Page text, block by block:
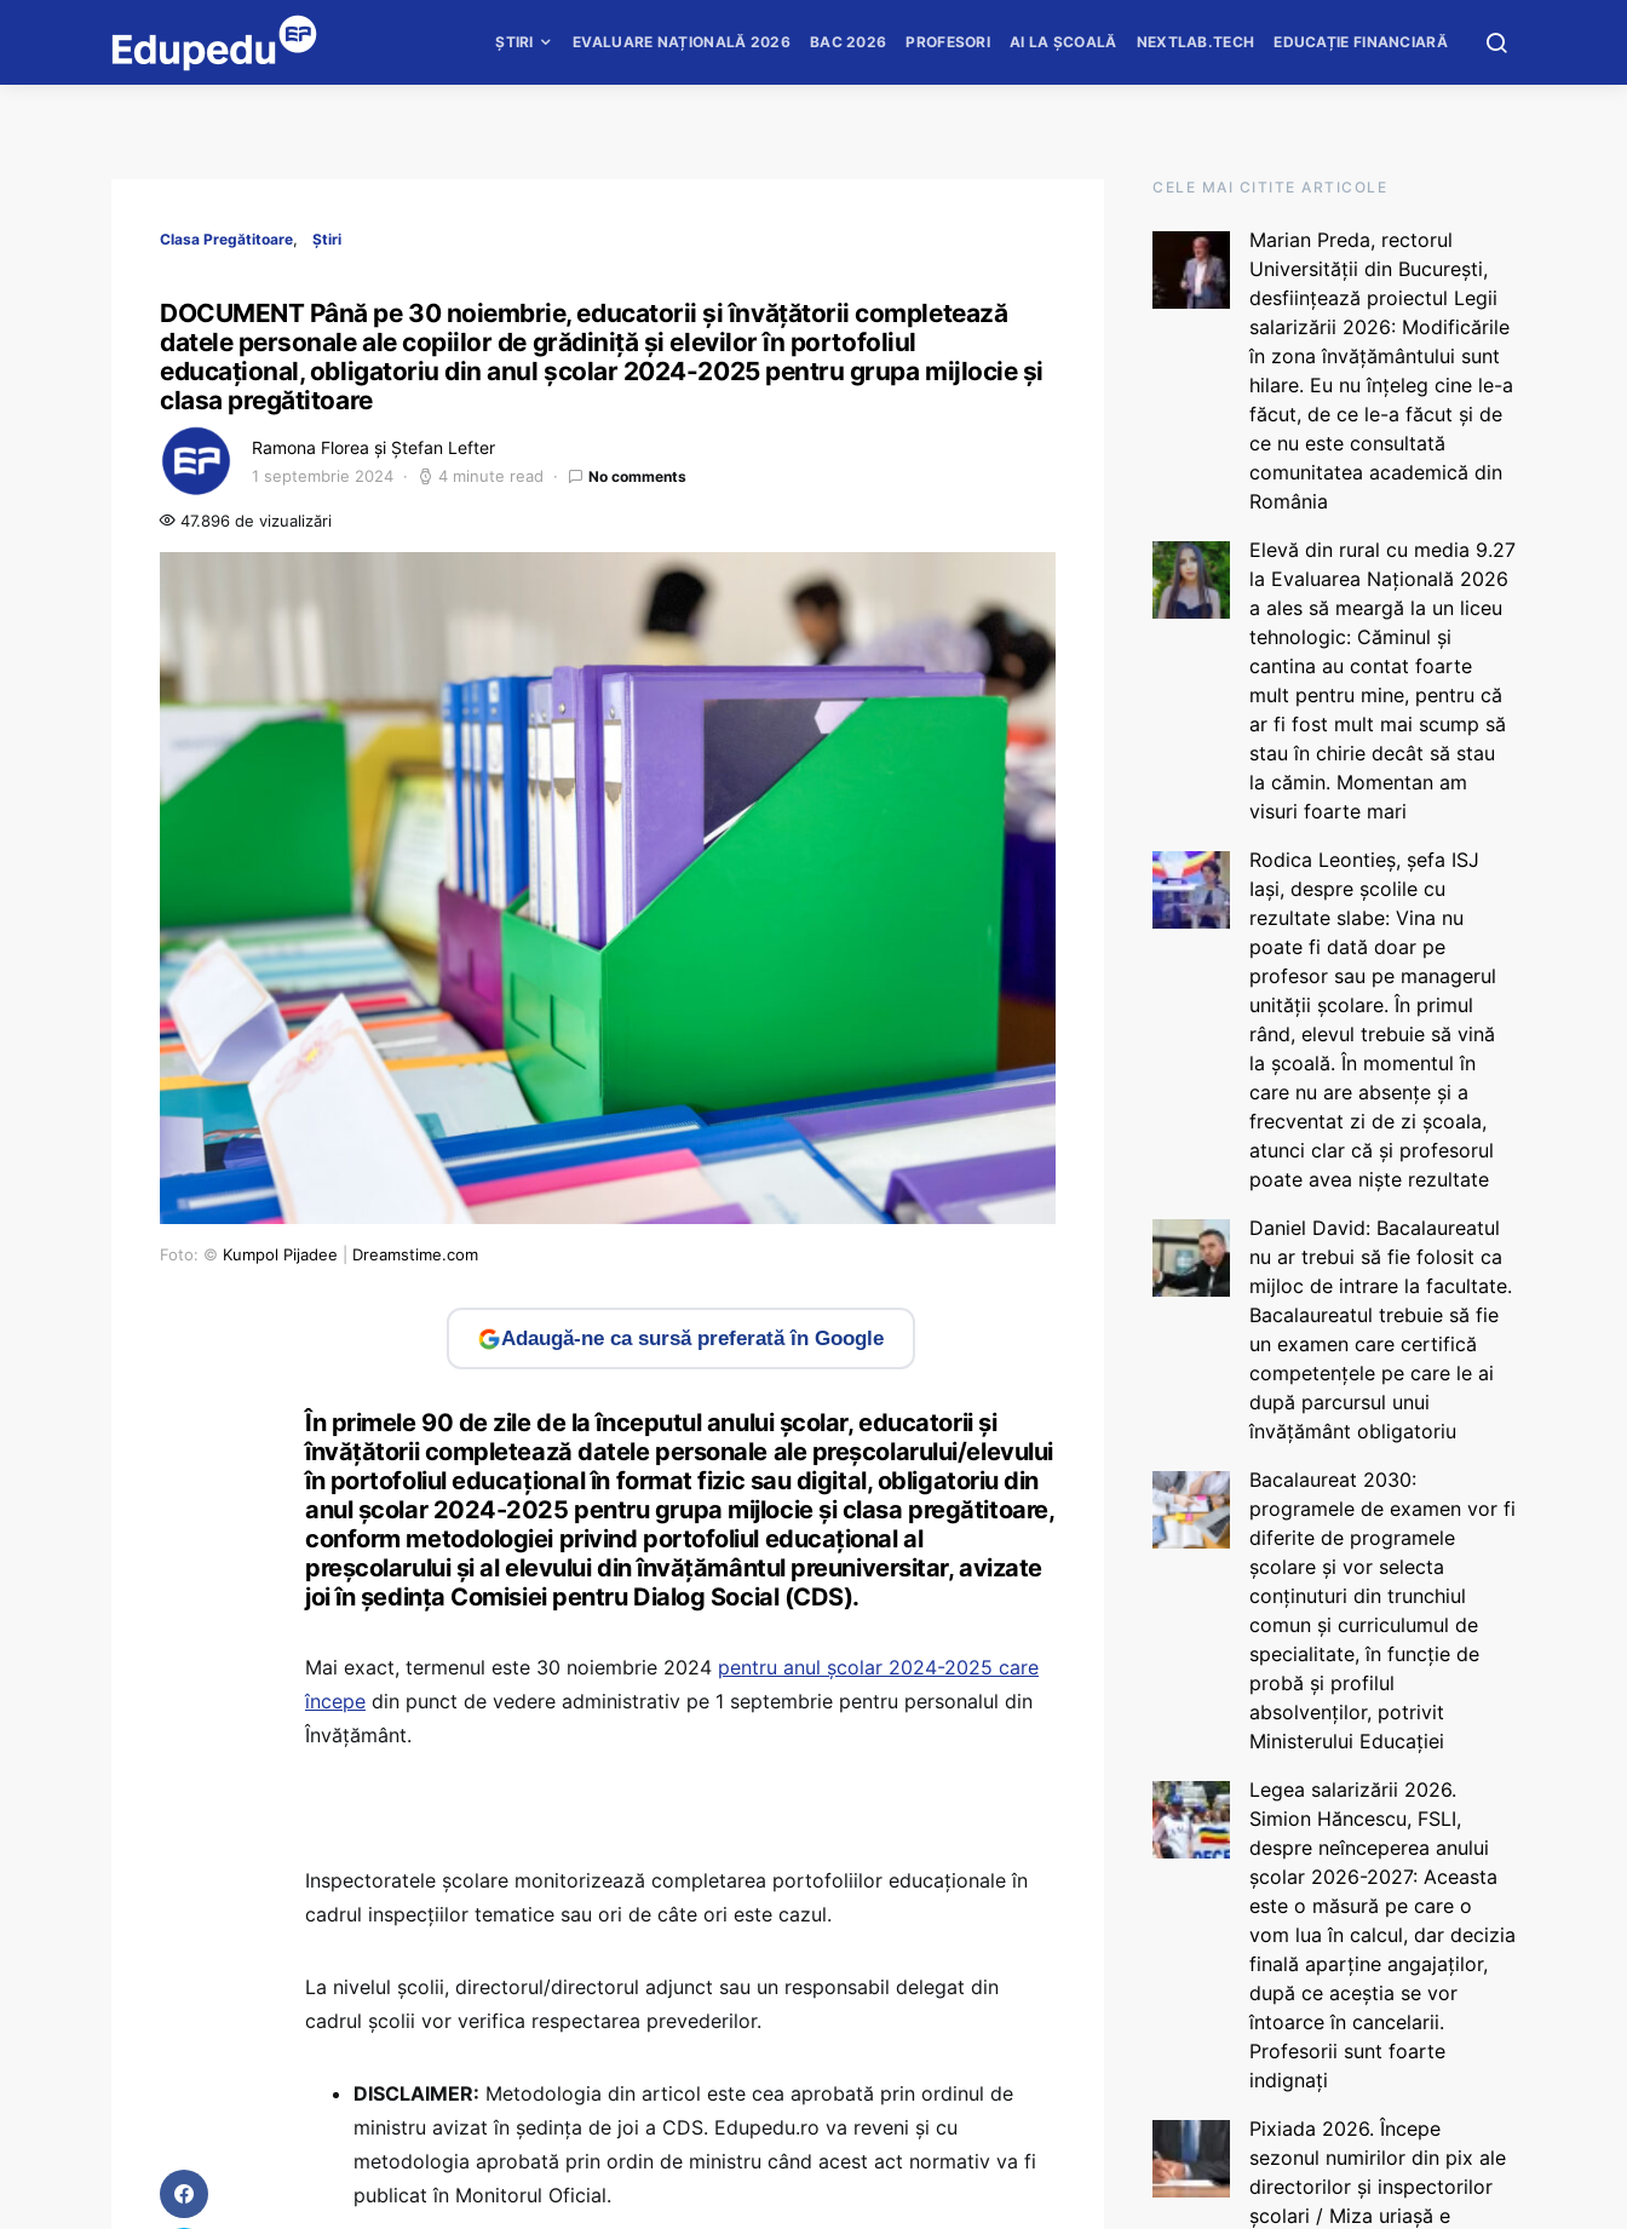
ȘTIRI EVALUARE NAȚIONALĂ 2026 BAC 2026 PROFESORI AI LA ȘCOALĂ NEXTLAB.TECH EDUCAȚIE FINANCIARĂ
Clasa Pregătitoare Știri
DOCUMENT Până pe 30 noiembrie, educatorii și învățătorii completează
datele personale ale copiilor de grădiniță și elevilor în portofoliul
educațional, obligatoriu din anul școlar 2024-2025 pentru grupa mijlocie și
clasa pregătitoare
Ramona Florea și Ștefan Lefter
1 septembrie 2024 4 minute read No comments
47.896 de vizualizări
Foto: © Kumpol Pijadee Dreamstime.com
Adaugă-ne ca sursă preferată în Google
În primele 90 de zile de la începutul anului școlar, educatorii și
învățătorii completează datele personale ale preșcolarului/elevului
în portofoliul educațional în format fizic sau digital, obligatoriu din
anul școlar 2024-2025 pentru grupa mijlocie și clasa pregătitoare,
conform metodologiei privind portofoliul educațional al
preșcolarului și al elevului din învățământul preuniversitar, avizate
joi în ședința Comisiei pentru Dialog Social (CDS).
Mai exact, termenul este 30 noiembrie 2024 pentru anul școlar 2024-2025 care
începe din punct de vedere administrativ pe 1 septembrie pentru personalul din
Învățământ.
Inspectoratele școlare monitorizează completarea portofoliilor educaționale în
cadrul inspecțiilor tematice sau ori de câte ori este cazul.
La nivelul școlii, directorul/directorul adjunct sau un responsabil delegat din
cadrul școlii vor verifica respectarea prevederilor.
DISCLAIMER: Metodologia din articol este cea aprobată prin ordinul de
ministru avizat în ședința de joi a CDS. Edupedu.ro va reveni și cu
metodologia aprobată prin ordin de ministru când acest act normativ va fi
publicat în Monitorul Oficial.
CELE MAI CITITE ARTICOLE
Marian Preda, rectorul
Universității din București,
desființează proiectul Legii
salarizării 2026: Modificările
în zona învățământului sunt
hilare. Eu nu înțeleg cine le-a
făcut, de ce le-a făcut și de
ce nu este consultată
comunitatea academică din
România
Elevă din rural cu media 9.27
la Evaluarea Națională 2026
a ales să meargă la un liceu
tehnologic: Căminul și
cantina au contat foarte
mult pentru mine, pentru că
ar fi fost mult mai scump să
stau în chirie decât să stau
la cămin. Momentan am
visuri foarte mari
Rodica Leontieș, șefa ISJ
Iași, despre școlile cu
rezultate slabe: Vina nu
poate fi dată doar pe
profesor sau pe managerul
unității școlare. În primul
rând, elevul trebuie să vină
la școală. În momentul în
care nu are absențe și a
frecventat zi de zi școala,
atunci clar că și profesorul
poate avea niște rezultate
Daniel David: Bacalaureatul
nu ar trebui să fie folosit ca
mijloc de intrare la facultate.
Bacalaureatul trebuie să fie
un examen care certifică
competențele pe care le ai
după parcursul unui
învățământ obligatoriu
Bacalaureat 2030:
programele de examen vor fi
diferite de programele
școlare și vor selecta
conținuturi din trunchiul
comun și curriculumul de
specialitate, în funcție de
probă și profilul
absolvenților, potrivit
Ministerului Educației
Legea salarizării 2026.
Simion Hăncescu, FSLI,
despre neînceperea anului
școlar 2026-2027: Aceasta
este o măsură pe care o
vom lua în calcul, dar decizia
finală aparține angajaților,
după ce aceștia se vor
întoarce în cancelarii.
Profesorii sunt foarte
indignați
Pixiada 2026. Începe
sezonul numirilor din pix ale
directorilor și inspectorilor
școlari / Miza uriașă e